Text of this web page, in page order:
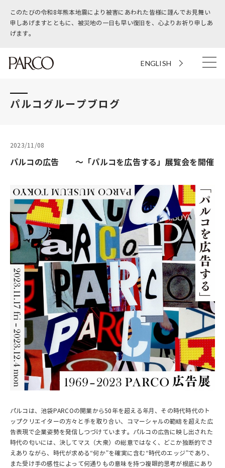
このたびの令和8年熊本地震により被害にあわれた皆様に謹んでお見舞い
申しあげますとともに、被災地の一日も早い復旧を、心よりお祈り申しあ
げます。
ENGLISH
パルコグループブログ
2023/11/08
パルコの広告 ～「パルコを広告する」展覧会を開催
パルコは、池袋PARCOの開業から50年を超える年月、その時代時代のト
ップクリエイターの方々と手を取り合い、コマーシャルの範疇を超えた広
告表現で企業姿勢を発信しつづけています。パルコの広告に映し出された
時代の匂いには、決してマス（大衆）の総意ではなく、どこか独断的でさ
えありながら、時代が求める“何か”を確実に含む“時代のエッジ”であり、
また受け手の感性によって何通りもの意味を持つ複眼的思考が根底にあり